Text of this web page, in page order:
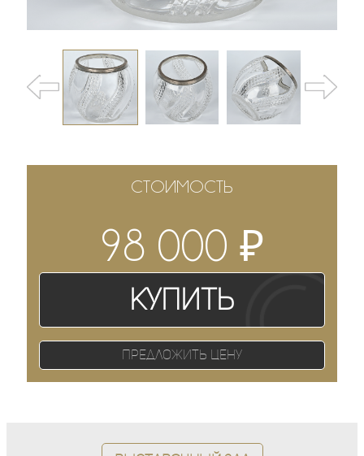
СТОИМОСТЬ
98 000₽
Купить
Предложить цену